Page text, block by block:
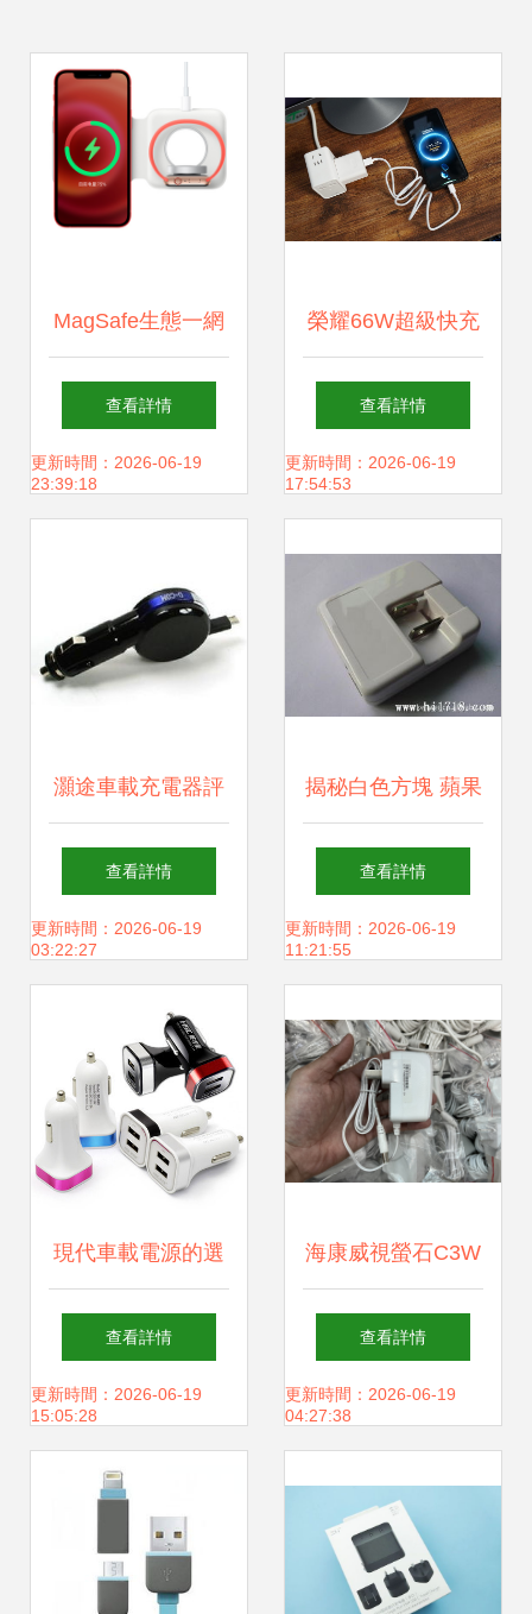
MagSafe生態一網
打盡 充電器、配件
大盤點，你想知道
查看詳情
更新時間：2026-06-19
23:39:18
榮耀66W超級快充
充電器，讓充電更
放心
查看詳情
更新時間：2026-06-19
17:54:53
灝途車載充電器評
測 全能兼容與紫光
魅力的結合
查看詳情
更新時間：2026-06-19
03:22:27
揭秘白色方塊 蘋果
平板與電源適配器
的前世今生
查看詳情
更新時間：2026-06-19
11:21:55
現代車載電源的選
擇 解析“英才星YC-
150”雙USB充電器
的設計與功能
查看詳情
更新時間：2026-06-19
15:05:28
海康威視螢石C3W
攝像頭12v電源適
配器 兼容性與選擇
查看詳情
更新時間：2026-06-19
04:27:38